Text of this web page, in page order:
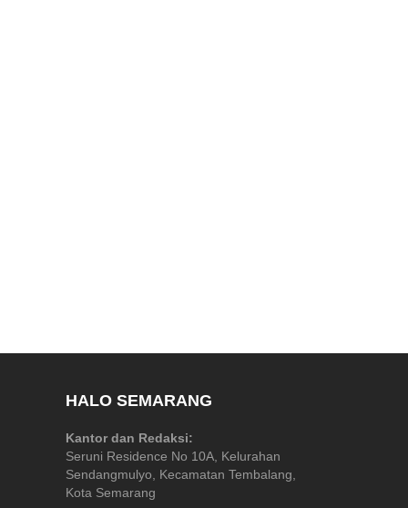
HALO SEMARANG
Kantor dan Redaksi:
Seruni Residence No 10A, Kelurahan
Sendangmulyo, Kecamatan Tembalang,
Kota Semarang